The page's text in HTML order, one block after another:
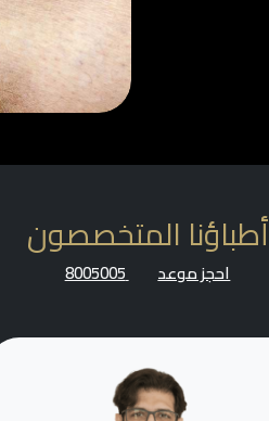
أطباؤنا المتخصصون
احجز موعد 8005005